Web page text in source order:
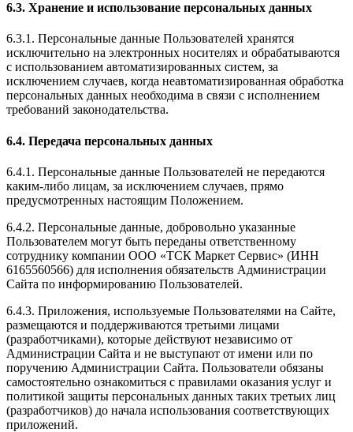
6.3. Хранение и использование персональных данных
6.3.1. Персональные данные Пользователей хранятся
исключительно на электронных носителях и обрабатываются
с использованием автоматизированных систем, за
исключением случаев, когда неавтоматизированная обработка
персональных данных необходима в связи с исполнением
требований законодательства.
6.4. Передача персональных данных
6.4.1. Персональные данные Пользователей не передаются
каким-либо лицам, за исключением случаев, прямо
предусмотренных настоящим Положением.
6.4.2. Персональные данные, добровольно указанные
Пользователем могут быть переданы ответственному
сотруднику компании ООО «ТСК Маркет Сервис» (ИНН
6165560566) для исполнения обязательств Администрации
Сайта по информированию Пользователей.
6.4.3. Приложения, используемые Пользователями на Сайте,
размещаются и поддерживаются третьими лицами
(разработчиками), которые действуют независимо от
Администрации Сайта и не выступают от имени или по
поручению Администрации Сайта. Пользователи обязаны
самостоятельно ознакомиться с правилами оказания услуг и
политикой защиты персональных данных таких третьих лиц
(разработчиков) до начала использования соответствующих
приложений.